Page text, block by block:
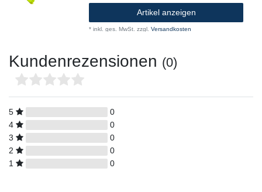
Artikel anzeigen
* inkl. ges. MwSt. zzgl. Versandkosten
Kundenrezensionen (0)
5
0
4
0
3
0
2
0
1
0